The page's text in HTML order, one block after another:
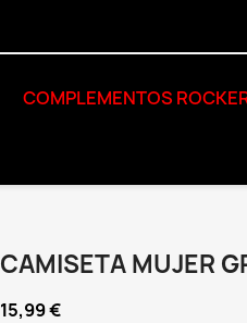
COMPLEMENTOS
CAMISETA MUJER
15,99 €